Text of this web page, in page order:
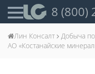
8 (800)
Лин Консалт
Добыча
АО «Костанайские